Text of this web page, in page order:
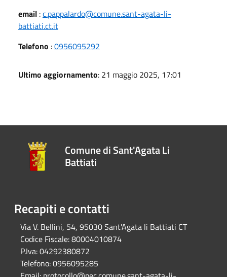
email :c.pappalardo@comune.sant-agata-li-
battiati.ct.it
Telefono :0956095292
Ultimo aggiornamento: 21 maggio 2025, 17:01
Comune di Sant'Agata Li
Battiati
Recapiti e contatti
Via V. Bellini, 54, 95030 Sant'Agata li Battiati CT
Codice Fiscale:80004010874
P.Iva:04292380872
Telefono:0956095285